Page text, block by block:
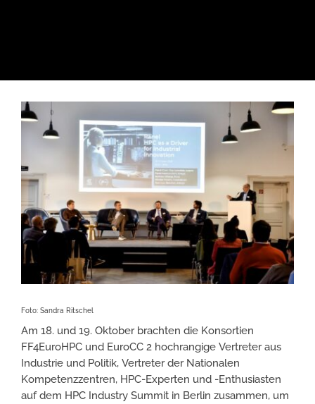
Zeige
grösseres
Foto: Sandra Ritschel
Am 18. und 19. Oktober brachten die Konsortien
FF4EuroHPC und EuroCC 2 hochrangige Vertreter aus
Industrie und Politik, Vertreter der Nationalen
Kompetenzzentren, HPC-Experten und -Enthusiasten
auf dem HPC Industry Summit in Berlin zusammen, um